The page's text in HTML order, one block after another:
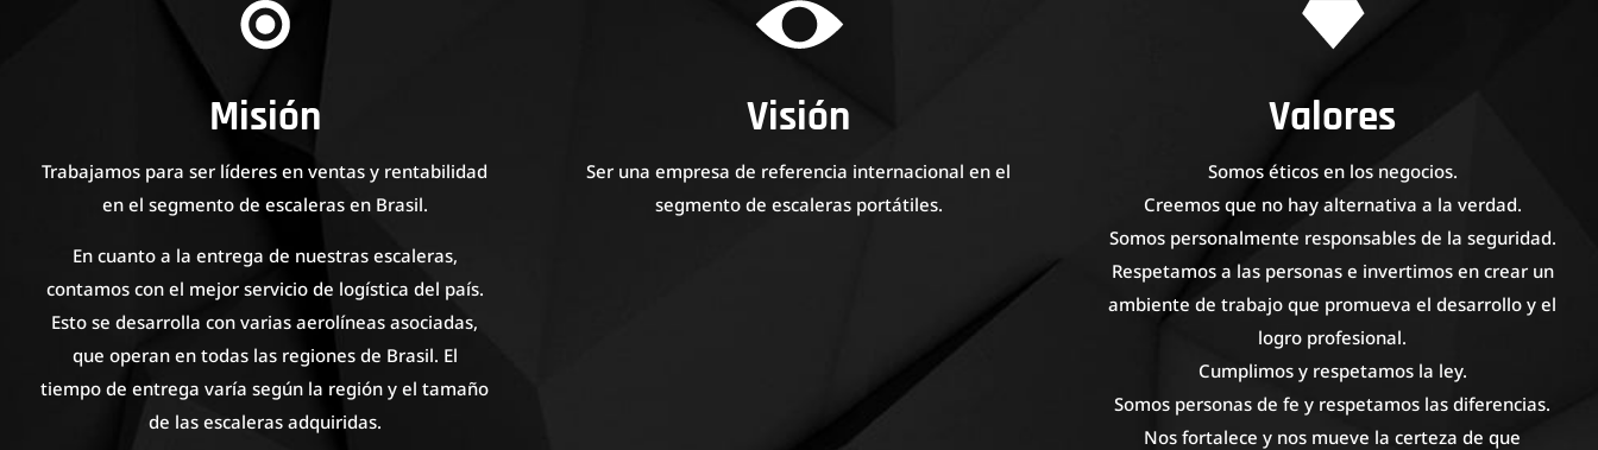
Misión
Trabajamos para ser líderes en ventas y rentabilidad
en el segmento de escaleras en Brasil.
En cuanto a la entrega de nuestras escaleras,
contamos con el mejor servicio de logística del país.
Esto se desarrolla con varias aerolíneas asociadas,
que operan en todas las regiones de Brasil. El
tiempo de entrega varía según la región y el tamaño
de las escaleras adquiridas.
Visión
Ser una empresa de referencia internacional en el
segmento de escaleras portátiles.
Valores
Somos éticos en los negocios.
Creemos que no hay alternativa a la verdad.
Somos personalmente responsables de la seguridad.
Respetamos a las personas e invertimos en crear un
ambiente de trabajo que promueva el desarrollo y el
logro profesional.
Cumplimos y respetamos la ley.
Somos personas de fe y respetamos las diferencias.
Nos fortalece y nos mueve la certeza de que